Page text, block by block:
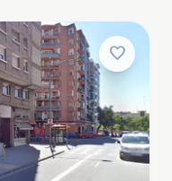
favorite